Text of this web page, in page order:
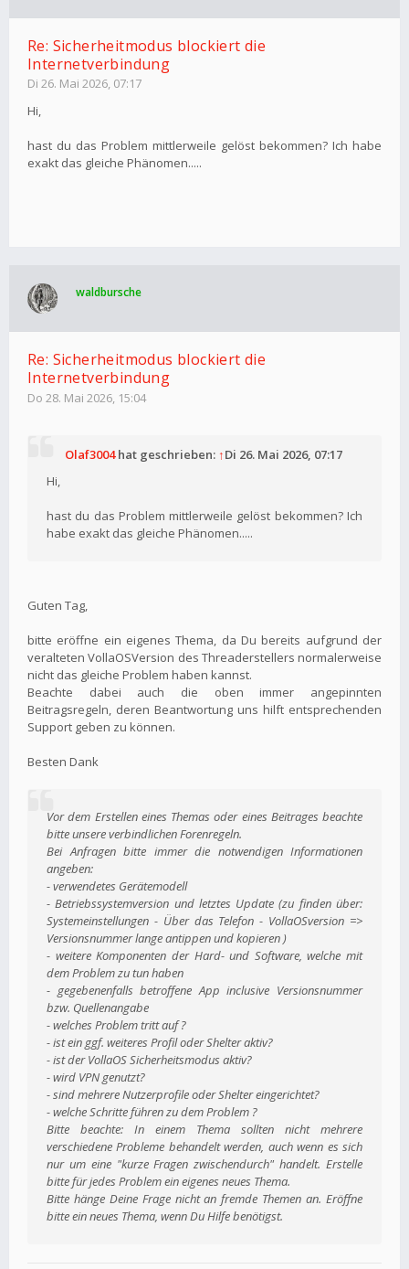
Re: Sicherheitmodus blockiert die
Internetverbindung
Di 26. Mai 2026, 07:17
Hi,
hast du das Problem mittlerweile gelöst bekommen? Ich habe
exakt das gleiche Phänomen.....
waldbursche
Re: Sicherheitmodus blockiert die
Internetverbindung
Do 28. Mai 2026, 15:04
Olaf3004hat geschrieben: ↑Di 26. Mai 2026, 07:17
Hi,
hast du das Problem mittlerweile gelöst bekommen? Ich
habe exakt das gleiche Phänomen.....
Guten Tag,
bitte eröffne ein eigenes Thema, da Du bereits aufgrund der
veralteten VollaOSVersion des Threaderstellers normalerweise
nicht das gleiche Problem haben kannst.
Beachte dabei auch die oben immer angepinnten
Beitragsregeln, deren Beantwortung uns hilft entsprechenden
Support geben zu können.
Besten Dank
Vor dem Erstellen eines Themas oder eines Beitrages beachte
bitte unsere verbindlichen Forenregeln.
Bei Anfragen bitte immer die notwendigen Informationen
angeben:
- verwendetes Gerätemodell
- Betriebssystemversion und letztes Update (zu finden über:
Systemeinstellungen - Über das Telefon - VollaOSversion =>
Versionsnummer lange antippen und kopieren )
- weitere Komponenten der Hard- und Software, welche mit
dem Problem zu tun haben
- gegebenenfalls betroffene App inclusive Versionsnummer
bzw. Quellenangabe
- welches Problem tritt auf ?
- ist ein ggf. weiteres Profil oder Shelter aktiv?
- ist der VollaOS Sicherheitsmodus aktiv?
- wird VPN genutzt?
- sind mehrere Nutzerprofile oder Shelter eingerichtet?
- welche Schritte führen zu dem Problem ?
Bitte beachte: In einem Thema sollten nicht mehrere
verschiedene Probleme behandelt werden, auch wenn es sich
nur um eine "kurze Fragen zwischendurch" handelt. Erstelle
bitte für jedes Problem ein eigenes neues Thema.
Bitte hänge Deine Frage nicht an fremde Themen an. Eröffne
bitte ein neues Thema, wenn Du Hilfe benötigst.